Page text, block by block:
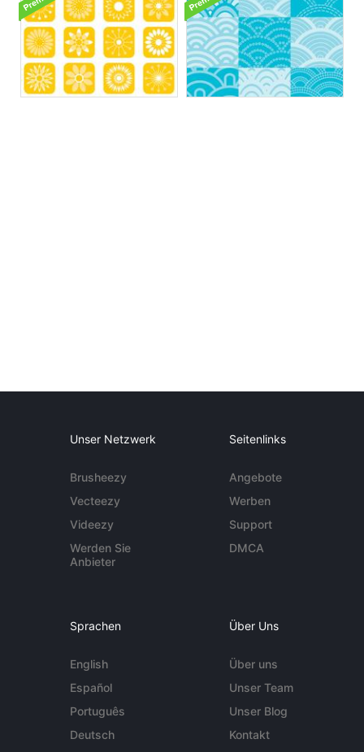
Unser Netzwerk
Brusheezy
Vecteezy
Videezy
Werden Sie
Anbieter
Seitenlinks
Angebote
Werben
Support
DMCA
Sprachen
English
Español
Português
Deutsch
Über Uns
Über uns
Unser Team
Unser Blog
Kontakt